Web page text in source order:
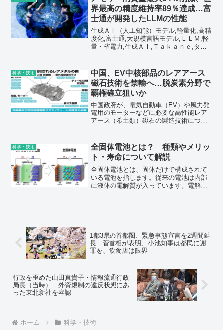
語を大きく5種類に分類したうえで、それ
ぞれの特徴やできることをわかりやすく
紹介していく。
界最高の精度維持率89％達成…富
士通が開発したLLMの性能
生成ＡＩ（人工知能）モデル,軽量化,高精
度化,富士通,大規模言語モデル,ＬＬＭ,軽
量・省電力,生成ＡＩ,Ｔａｋａｎｅ,タカ
科学・技術
中国、EV中核部品のレアアース
磁石技術を禁輸へ…脱炭素分野で
覇権確立狙いか
中国政府が、電気自動車（EV）や風力発
電用のモーターなどに必要な高性能レア
アース（希土類）磁石の製造技術につい
科学・技術
全固体電池とは？ 種類やメリッ
ト・寿命について解説
全固体電池とは、固体だけで構成されて
いる電池を指します。従来の電池は内部
に液体の電解質が入っています。電解質
1都3県の首都圏、緊急事態宣言を2週間延
長 菅首相が表明、小池知事は都民に謝
罪を、飲食店は限界
行政を歪めた山田真貴子・情報流通行政
局長（当時） 外資規制の違反状態にあ
った東北新社を容認
ホーム 科学・技術